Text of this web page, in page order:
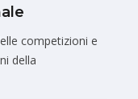
competizioni e
della